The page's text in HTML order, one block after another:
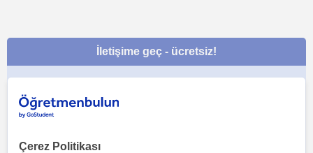
İletişime geç - ücretsiz!
Çerez Politikası